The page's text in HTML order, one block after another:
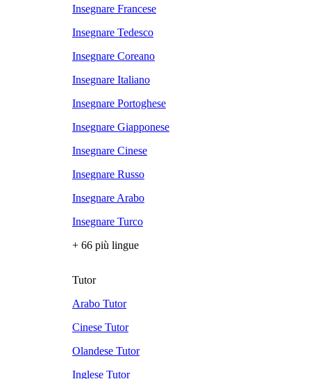
Insegnare Francese
Insegnare Tedesco
Insegnare Coreano
Insegnare Italiano
Insegnare Portoghese
Insegnare Giapponese
Insegnare Cinese
Insegnare Russo
Insegnare Arabo
Insegnare Turco
+ 66 più lingue
Tutor
Arabo Tutor
Cinese Tutor
Olandese Tutor
Inglese Tutor